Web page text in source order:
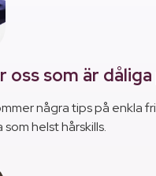
som är dåliga
några tips på enkla
som helst hårskills.